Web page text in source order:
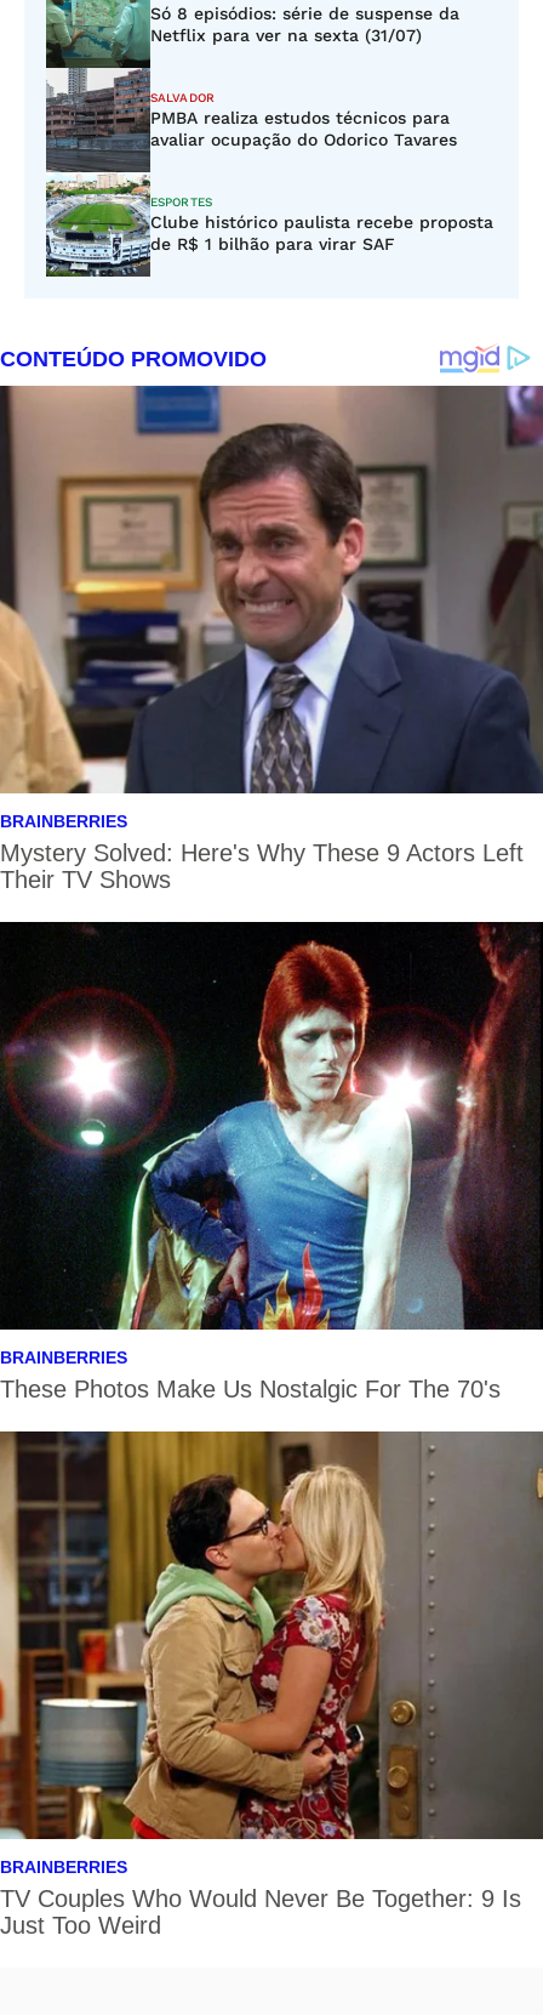
Só 8 episódios: série de suspense da
Netflix para ver na sexta (31/07)
SALVADOR
PMBA realiza estudos técnicos para
avaliar ocupação do Odorico Tavares
ESPORTES
Clube histórico paulista recebe proposta
de R$ 1 bilhão para virar SAF